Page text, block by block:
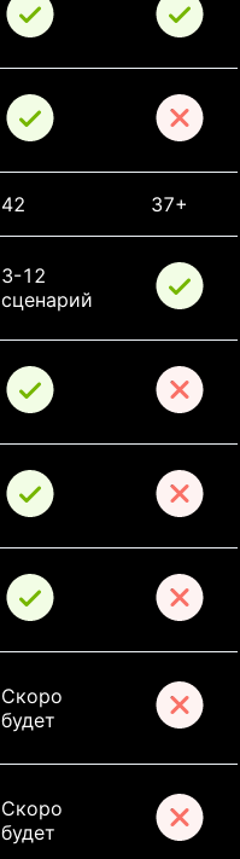
42 37+
3-12
сценарий
Скоро
будет
Скоро
будет